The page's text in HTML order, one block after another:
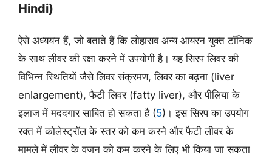
Hindi)
ऐसे अध्ययन हैं, जो बताते हैं कि लोहासव अन्य आयरन युक्त टॉनिक
के साथ लीवर की रक्षा करने में उपयोगी है। यह सिरप लिवर की
विभिन्न स्थितियों जैसे लिवर संक्रमण, लिवर का बढ़ना (liver
enlargement), फैटी लिवर (fatty liver), और पीलिया के
इलाज में मददगार साबित हो सकता है (5)। इस सिरप का उपयोग
रक्त में कोलेस्ट्रॉल के स्तर को कम करने और फैटी लीवर के
मामले में लीवर के वजन को कम करने के लिए भी किया जा सकता